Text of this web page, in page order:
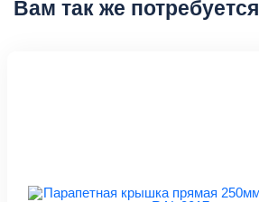
Вам так же потребуется